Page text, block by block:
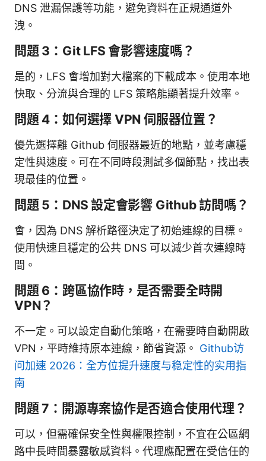
DNS 泄漏保護等功能，避免資料在正規通道外
洩。
問題 3：Git LFS 會影響速度嗎？
是的，LFS 會增加對大檔案的下載成本。使用本地
快取、分流與合理的 LFS 策略能顯著提升效率。
問題 4：如何選擇 VPN 伺服器位置？
優先選擇離 Github 伺服器最近的地點，並考慮穩
定性與速度。可在不同時段測試多個節點，找出表
現最佳的位置。
問題 5：DNS 設定會影響 Github 訪問嗎？
會，因為 DNS 解析路徑決定了初始連線的目標。
使用快速且穩定的公共 DNS 可以減少首次連線時
間。
問題 6：跨區協作時，是否需要全時開
VPN？
不一定。可以設定自動化策略，在需要時自動開啟
VPN，平時維持原本連線，節省資源。 Github访
问加速 2026：全方位提升速度与稳定性的实用指
南
問題 7：開源專案協作是否適合使用代理？
可以，但需確保安全性與權限控制，不宜在公區網
路中長時間暴露敏感資料。代理應配置在受信任的